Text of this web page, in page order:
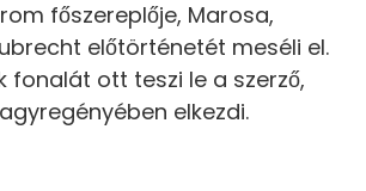
főszereplője, Marosa,
előtörténetét meséli el.
fonalát ott teszi le a szerző,
elkezdi.